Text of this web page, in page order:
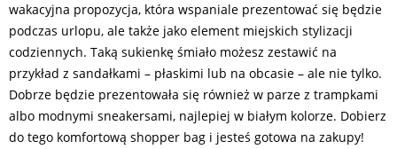
wakacyjna propozycja, która wspaniale prezentować się będzie
podczas urlopu, ale także jako element miejskich stylizacji
codziennych. Taką sukienkę śmiało możesz zestawić na
przykład z sandałkami – płaskimi lub na obcasie – ale nie tylko.
Dobrze będzie prezentowała się również w parze z trampkami
albo modnymi sneakersami, najlepiej w białym kolorze. Dobierz
do tego komfortową shopper bag i jesteś gotowa na zakupy!